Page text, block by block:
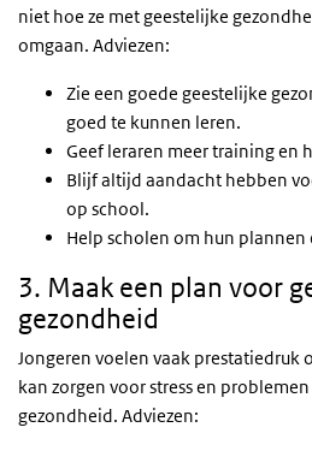
niet hoe ze met geestelijke
omgaan. Adviezen:
Zie een goede geestelijke
goed te kunnen leren.
Geef leraren meer training en
Blijf altijd aandacht hebben
op school.
Help scholen om hun plannen
3. Maak een plan voor
gezondheid
Jongeren voelen vaak prestatiedruk
kan zorgen voor stress en
gezondheid. Adviezen: